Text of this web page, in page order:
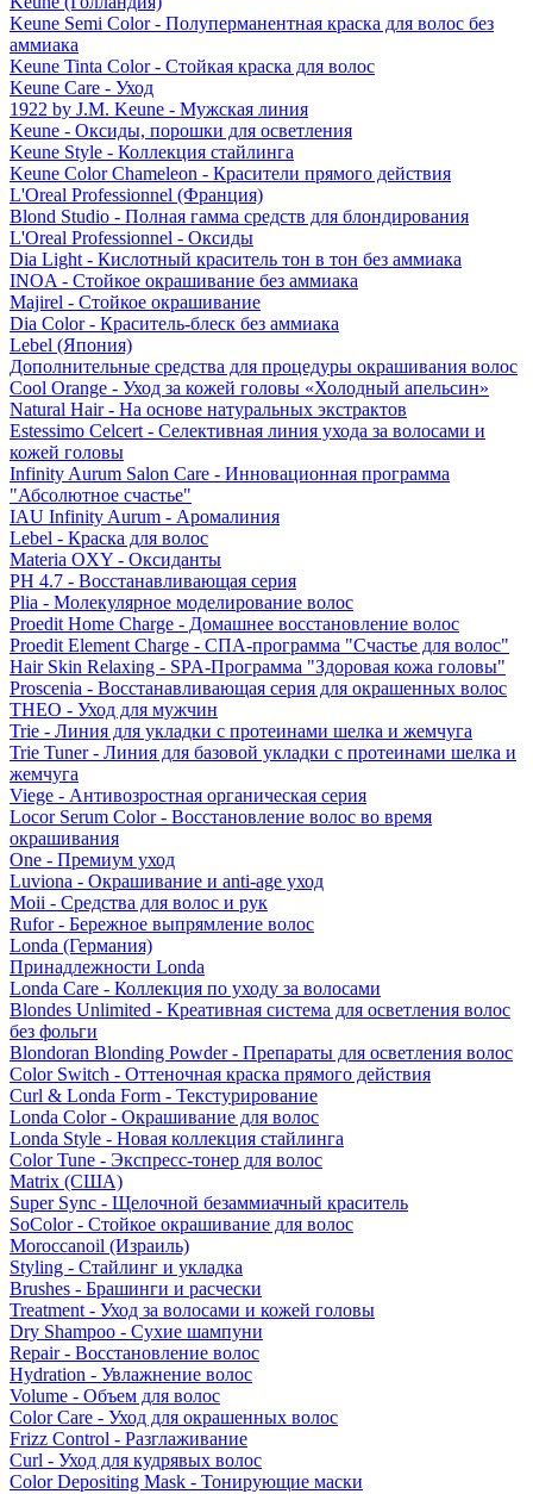
Keune Semi Color - Полуперманентная краска для волос без
аммиака
Keune Tinta Color - Стойкая краска для волос
Keune Care - Уход
1922 by J.M. Keune - Мужская линия
Keune - Оксиды, порошки для осветления
Keune Style - Коллекция стайлинга
Keune Color Chameleon - Красители прямого действия
L'Oreal Professionnel (Франция)
Blond Studio - Полная гамма средств для блондирования
L'Oreal Professionnel - Оксиды
Dia Light - Кислотный краситель тон в тон без аммиака
INOA - Стойкое окрашивание без аммиака
Majirel - Стойкое окрашивание
Dia Color - Краситель-блеск без аммиака
Lebel (Япония)
Дополнительные средства для процедуры окрашивания волос
Cool Orange - Уход за кожей головы «Холодный апельсин»
Natural Hair - На основе натуральных экстрактов
Estessimo Celcert - Селективная линия ухода за волосами и
кожей головы
Infinity Aurum Salon Care - Инновационная программа
"Абсолютное счастье"
IAU Infinity Aurum - Аромалиния
Lebel - Краска для волос
Materia OXY - Оксиданты
PH 4.7 - Восстанавливающая серия
Plia - Молекулярное моделирование волос
Proedit Home Charge - Домашнее восстановление волос
Proedit Element Charge - СПА-программа "Счастье для волос"
Hair Skin Relaxing - SPA-Программа "Здоровая кожа головы"
Proscenia - Восстанавливающая серия для окрашенных волос
THEO - Уход для мужчин
Trie - Линия для укладки с протеинами шелка и жемчуга
Trie Tuner - Линия для базовой укладки с протеинами шелка и
жемчуга
Viege - Антивозростная органическая серия
Locor Serum Color - Восстановление волос во время
окрашивания
One - Премиум уход
Luviona - Окрашивание и anti-age уход
Moii - Средства для волос и рук
Rufor - Бережное выпрямление волос
Londa (Германия)
Принадлежности Londa
Londa Care - Коллекция по уходу за волосами
Blondes Unlimited - Креативная система для осветления волос
без фольги
Blondoran Blonding Powder - Препараты для осветления волос
Color Switch - Оттеночная краска прямого действия
Curl & Londa Form - Текстурирование
Londa Color - Окрашивание для волос
Londa Style - Новая коллекция стайлинга
Color Tune - Экспресс-тонер для волос
Matrix (США)
Super Sync - Щелочной безаммиачный краситель
SoColor - Стойкое окрашивание для волос
Moroccanoil (Израиль)
Styling - Стайлинг и укладка
Brushes - Брашинги и расчески
Treatment - Уход за волосами и кожей головы
Dry Shampoo - Сухие шампуни
Repair - Восстановление волос
Hydration - Увлажнение волос
Volume - Объем для волос
Color Care - Уход для окрашенных волос
Frizz Control - Разглаживание
Curl - Уход для кудрявых волос
Color Depositing Mask - Тонирующие маски